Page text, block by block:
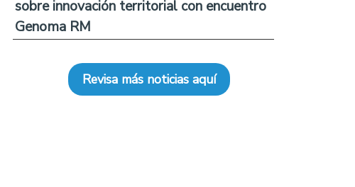
sobre innovación territorial con encuentro
Genoma RM
Revisa más noticias aquí